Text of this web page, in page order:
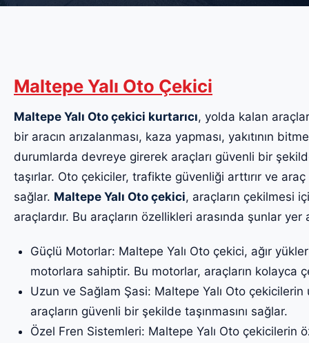
Maltepe Yalı Oto Çekici
Maltepe Yalı Oto çekici kurtarıcı, yolda kalan
bir aracın arızalanması, kaza yapması, yakıtının
durumlarda devreye girerek araçları güvenli bir
taşırlar. Oto çekiciler, trafikte güvenliği arttırır ve
sağlar. Maltepe Yalı Oto çekici, araçların çekilmesi
araçlardır. Bu araçların özellikleri arasında şunlar yer
Güçlü Motorlar: Maltepe Yalı Oto çekici, ağır
motorlara sahiptir. Bu motorlar, araçların kolayca
Uzun ve Sağlam Şasi: Maltepe Yalı Oto
araçların güvenli bir şekilde taşınmasını sağlar.
Özel Fren Sistemleri: Maltepe Yalı Oto çekicilerin